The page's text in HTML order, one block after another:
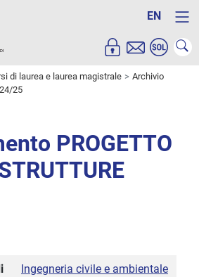
EN
di laurea e laurea magistrale
Archivio
25
PROGETTO
Ingegneria civile e ambientale